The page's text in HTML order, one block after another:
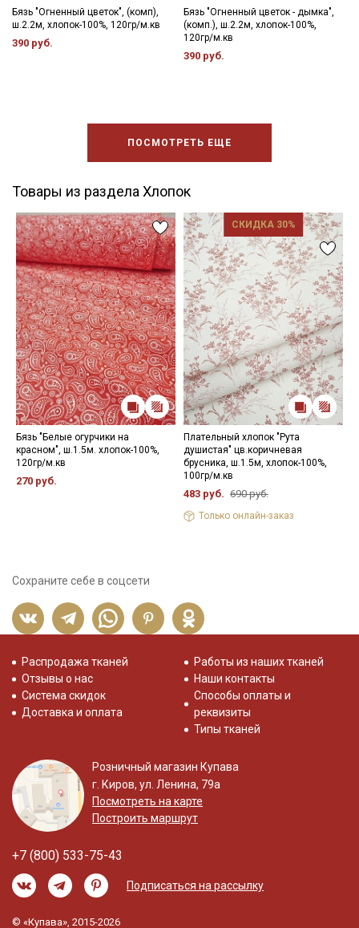
Бязь "Огненный цветок", (комп),
ш.2.2м, хлопок-100%, 120гр/м.кв
390 руб.
Бязь "Огненный цветок - дымка",
(комп.), ш.2.2м, хлопок-100%,
120гр/м.кв
390 руб.
ПОСМОТРЕТЬ ЕЩЕ
Товары из раздела Хлопок
Бязь "Белые огурчики на
красном", ш.1.5м. хлопок-100%,
120гр/м.кв
270 руб.
СКИДКА 30%
Плательный хлопок "Рута
душистая" цв.коричневая
брусника, ш.1.5м, хлопок-100%,
100гр/м.кв
483 руб. 690 руб.
Только онлайн-заказ
Сохраните себе в соцсети
Распродажа тканей
Отзывы о нас
Система скидок
Доставка и оплата
Работы из наших тканей
Наши контакты
Способы оплаты и
реквизиты
Типы тканей
Розничный магазин Купава
г. Киров, ул. Ленина, 79а
Посмотреть на карте
Построить маршрут
+7 (800) 533-75-43
Подписаться на рассылку
© «Купава», 2015-2026